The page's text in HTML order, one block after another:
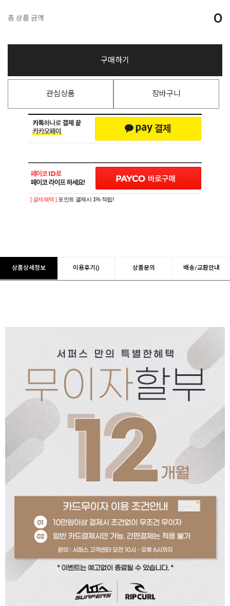
총 상품 금액 0
구매하기
관심상품 장바구니
PAYCO 바로구매
[ 결제혜택 ] 포인트 결제시 1% 적립!
상품상세정보 이용후기() 상품문의 배송/교환안내